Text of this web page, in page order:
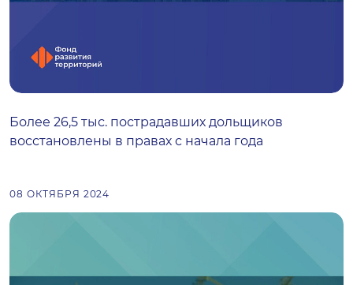
Более 26,5 тыс. пострадавших дольщиков
восстановлены в правах с начала года
08 ОКТЯБРЯ 2024